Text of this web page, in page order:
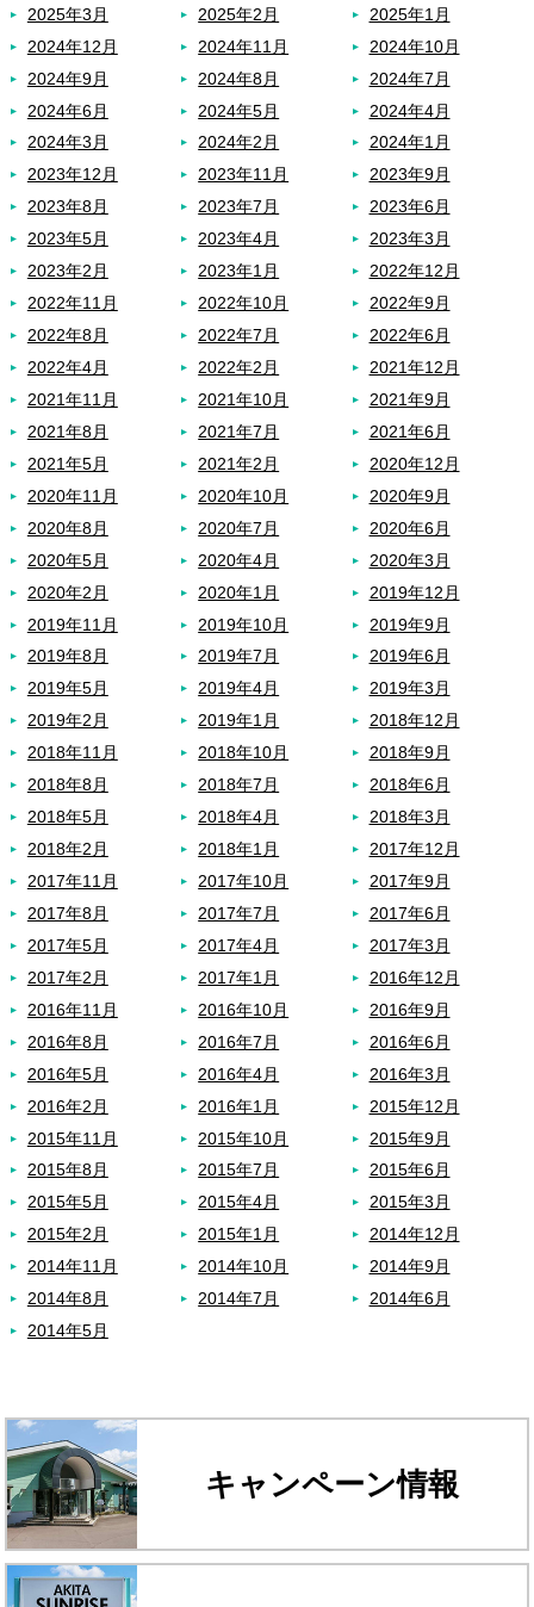
2025年3月
2025年2月
2025年1月
2024年12月
2024年11月
2024年10月
2024年9月
2024年8月
2024年7月
2024年6月
2024年5月
2024年4月
2024年3月
2024年2月
2024年1月
2023年12月
2023年11月
2023年9月
2023年8月
2023年7月
2023年6月
2023年5月
2023年4月
2023年3月
2023年2月
2023年1月
2022年12月
2022年11月
2022年10月
2022年9月
2022年8月
2022年7月
2022年6月
2022年4月
2022年2月
2021年12月
2021年11月
2021年10月
2021年9月
2021年8月
2021年7月
2021年6月
2021年5月
2021年2月
2020年12月
2020年11月
2020年10月
2020年9月
2020年8月
2020年7月
2020年6月
2020年5月
2020年4月
2020年3月
2020年2月
2020年1月
2019年12月
2019年11月
2019年10月
2019年9月
2019年8月
2019年7月
2019年6月
2019年5月
2019年4月
2019年3月
2019年2月
2019年1月
2018年12月
2018年11月
2018年10月
2018年9月
2018年8月
2018年7月
2018年6月
2018年5月
2018年4月
2018年3月
2018年2月
2018年1月
2017年12月
2017年11月
2017年10月
2017年9月
2017年8月
2017年7月
2017年6月
2017年5月
2017年4月
2017年3月
2017年2月
2017年1月
2016年12月
2016年11月
2016年10月
2016年9月
2016年8月
2016年7月
2016年6月
2016年5月
2016年4月
2016年3月
2016年2月
2016年1月
2015年12月
2015年11月
2015年10月
2015年9月
2015年8月
2015年7月
2015年6月
2015年5月
2015年4月
2015年3月
2015年2月
2015年1月
2014年12月
2014年11月
2014年10月
2014年9月
2014年8月
2014年7月
2014年6月
2014年5月
キャンペーン情報